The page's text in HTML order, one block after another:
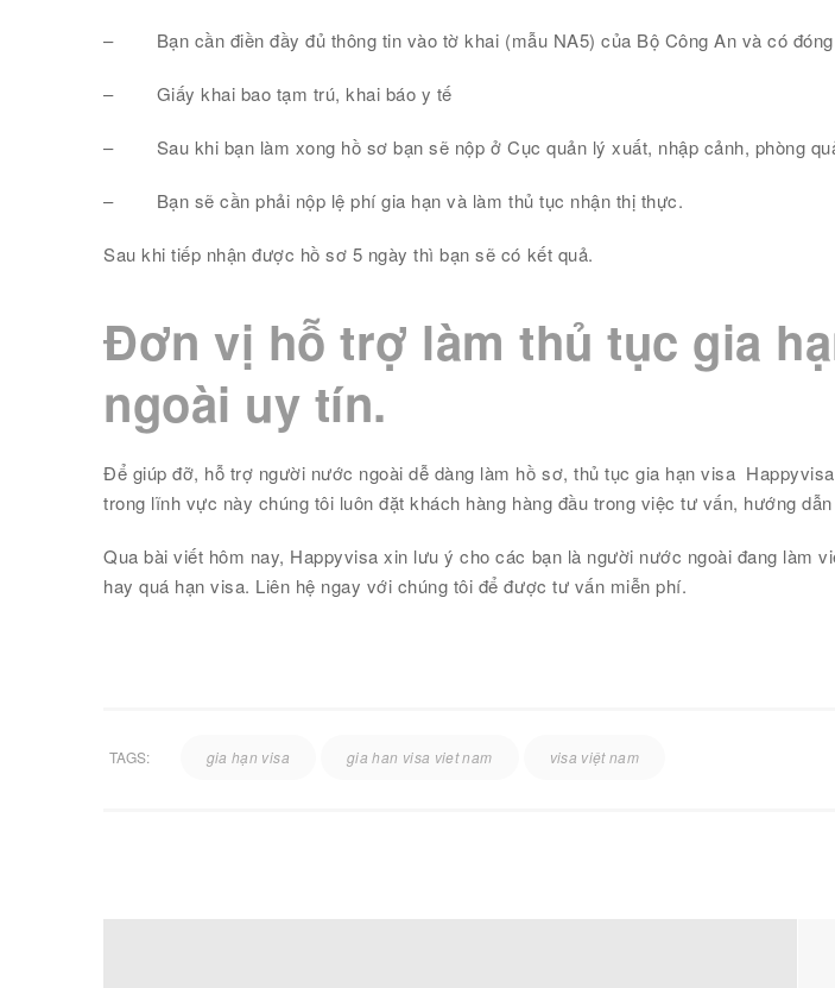
– Bạn cần điền đầy đủ thông tin vào tờ khai (mẫu NA5) của Bộ Công An và có
– Giấy khai bao tạm trú, khai báo y tế
– Sau khi bạn làm xong hồ sơ bạn sẽ nộp ở Cục quản lý xuất, nhập cảnh, phòng
– Bạn sẽ cần phải nộp lệ phí gia hạn và làm thủ tục nhận thị thực.
Sau khi tiếp nhận được hồ sơ 5 ngày thì bạn sẽ có kết quả.
Đơn vị hỗ trợ làm thủ tục gia
ngoài uy tín.
Để giúp đỡ, hỗ trợ người nước ngoài dễ dàng làm hồ sơ, thủ tục gia hạn visa
trong lĩnh vực này chúng tôi luôn đặt khách hàng hàng đầu trong việc tư vấn, hướng
Qua bài viết hôm nay, Happyvisa xin lưu ý cho các bạn là người nước ngoài đang làm
hay quá hạn visa. Liên hệ ngay với chúng tôi để được tư vấn miễn phí.
TAGS: gia hạn visa gia han visa viet nam visa việt nam